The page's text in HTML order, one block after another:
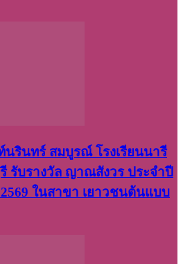
นรินทร์ สมบูรณ์ โรงเรียนนารี
รับรางวัล ญาณสังวร ประจำปี
ในสาขา เยาวชนต้นแบบ